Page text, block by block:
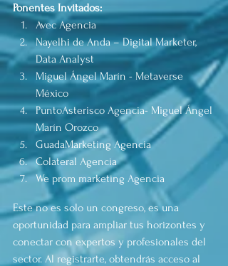
Ponentes Invitados:
Avec Agencia
Nayelhi de Anda – Digital Marketer,
Data Analyst
Miguel Ángel Marín - Metaverse
México
PuntoAsterisco Agencia- Miguel Ángel
Marín Orozco
GuadaMarketing Agencia
Colateral Agencia
We prom marketing Agencia
Este no es solo un congreso, es una
oportunidad para ampliar tus horizontes y
conectar con expertos y profesionales del
sector. Al registrarte, obtendrás acceso al